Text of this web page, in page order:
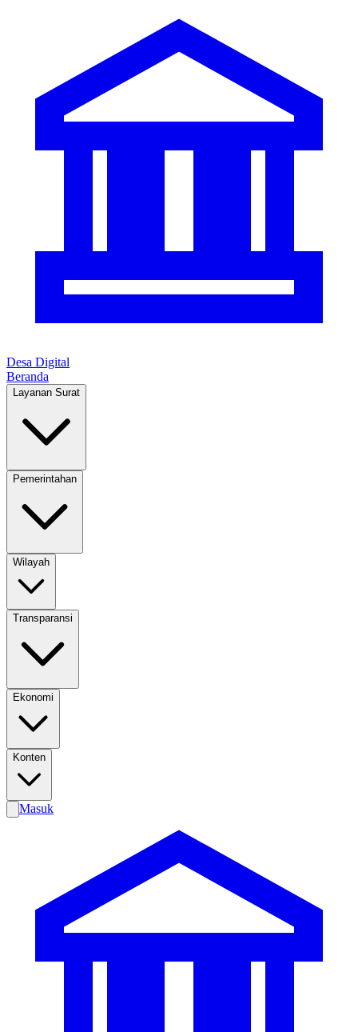
Desa Digital
Beranda
Layanan Surat
Pemerintahan
Wilayah
Transparansi
Ekonomi
Konten
Masuk